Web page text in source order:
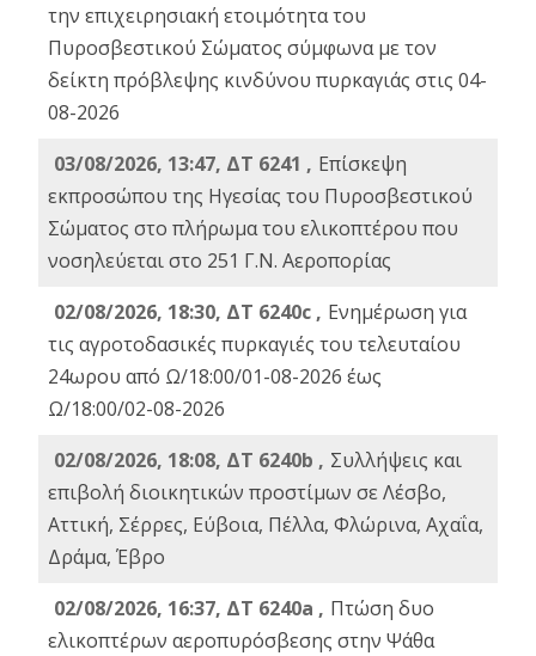
την επιχειρησιακή ετοιμότητα του
Πυροσβεστικού Σώματος σύμφωνα με τον
δείκτη πρόβλεψης κινδύνου πυρκαγιάς στις 04-
08-2026
03/08/2026, 13:47, ΔΤ 6241 , Επίσκεψη
εκπροσώπου της Ηγεσίας του Πυροσβεστικού
Σώματος στο πλήρωμα του ελικοπτέρου που
νοσηλεύεται στο 251 Γ.Ν. Αεροπορίας
02/08/2026, 18:30, ΔΤ 6240c , Ενημέρωση για
τις αγροτοδασικές πυρκαγιές του τελευταίου
24ωρου από Ω/18:00/01-08-2026 έως
Ω/18:00/02-08-2026
02/08/2026, 18:08, ΔΤ 6240b , Συλλήψεις και
επιβολή διοικητικών προστίμων σε Λέσβο,
Αττική, Σέρρες, Εύβοια, Πέλλα, Φλώρινα, Αχαΐα,
Δράμα, Έβρο
02/08/2026, 16:37, ΔΤ 6240a , Πτώση δυο
ελικοπτέρων αεροπυρόσβεσης στην Ψάθα